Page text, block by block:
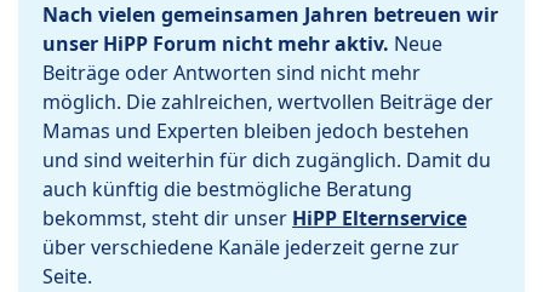
Nach vielen gemeinsamen Jahren betreuen wir
unser HiPP Forum nicht mehr aktiv. Neue
Beiträge oder Antworten sind nicht mehr
möglich. Die zahlreichen, wertvollen Beiträge der
Mamas und Experten bleiben jedoch bestehen
und sind weiterhin für dich zugänglich. Damit du
auch künftig die bestmögliche Beratung
bekommst, steht dir unser HiPP Elternservice
über verschiedene Kanäle jederzeit gerne zur
Seite.